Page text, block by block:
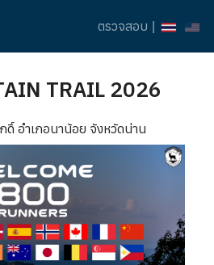
ตรวจสอบ
TRAIL 2026
ดิ์ อำเภอนาน้อย จังหวัดน่าน